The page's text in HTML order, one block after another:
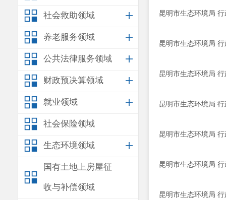
社会救助领域
养老服务领域
公共法律服务领域
财政预决算领域
就业领域
社会保险领域
生态环境领域
国有土地上房屋征
收与补偿领域
昆明市生态环境局
昆明市生态环境局
昆明市生态环境局
昆明市生态环境局
昆明市生态环境局
昆明市生态环境局
昆明市生态环境局